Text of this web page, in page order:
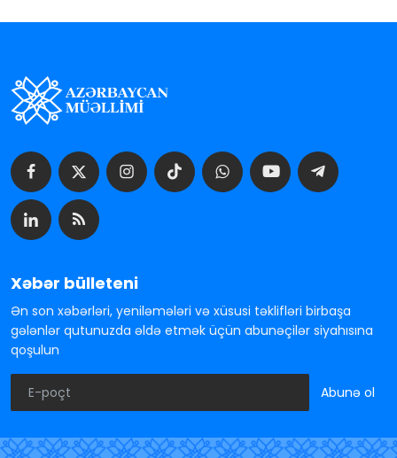
Xəbər bülleteni
Ən son xəbərləri, yeniləmələri və xüsusi təklifləri birbaşa
gələnlər qutunuzda əldə etmək üçün abunəçilər siyahısına
qoşulun
Abunə ol